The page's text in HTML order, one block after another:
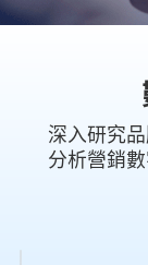
深入研究
分析營銷